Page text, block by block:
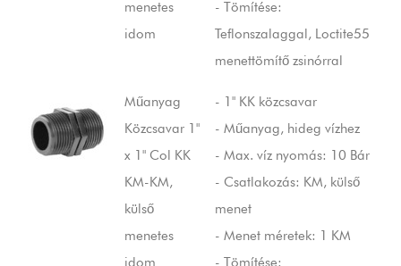
menetes
idom
- Tömítése:
Teflonszalaggal, Loctite55
menettömítő zsinórral
Műanyag
Közcsavar 1"
x 1" Col KK
KM-KM,
külső
menetes
idom
- 1" KK közcsavar
- Műanyag, hideg vízhez
- Max. víz nyomás: 10 Bár
- Csatlakozás: KM, külső
menet
- Menet méretek: 1 KM
- Tömítése: